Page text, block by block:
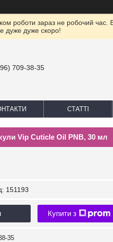
роботи зараз не робочий
дуже дуже скоро!
709-38-35
СТАТТІ
Vip Cuticle Oil PNB, 30 мл
151193
Купити з
35